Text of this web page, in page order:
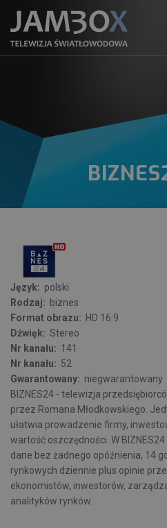
Język: polski
Rodzaj: biznes
Format obrazu: HD 16:9
Dźwięk: Stereo
Nr kanału: 141
Nr kanału: 52
Gwarantowany: niegwarantowany
BIZNES24 - telewizja
przez Romana Młodkowskiego.
ułatwia prowadzenie firmy,
wartość oszczędności. W
dane bez żadnego opóźnienia, 14
rynkowych dziennie plus opinie
ekonomistów, inwestorów,
analityków rynków.